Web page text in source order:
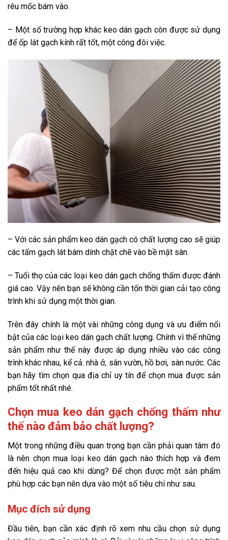
rêu mốc bám vào.
– Một số trường hợp khác keo dán gạch còn được sử dụng
để ốp lát gạch kính rất tốt, một công đôi việc.
– Với các sản phẩm keo dán gạch có chất lượng cao sẽ giúp
các tấm gạch lát bám dính chặt chẽ vào bề mặt sàn.
– Tuổi thọ của các loại keo dán gạch chống thấm được đánh
giá cao. Vậy nên bạn sẽ không cần tốn thời gian cải tạo công
trình khi sử dụng một thời gian.
Trên đây chính là một vài những công dụng và ưu điểm nổi
bật của các loại keo dán gạch chất lượng. Chính vì thế những
sản phẩm như thế này được áp dụng nhiều vào các công
trình khác nhau, kể cả: nhà ở, sân vườn, hồ bơi, sàn nước. Các
bạn hãy tìm chọn qua địa chỉ uy tín để chọn mua được sản
phẩm tốt nhất nhé.
Chọn mua keo dán gạch chống thấm như
thế nào đảm bảo chất lượng?
Một trong những điều quan trọng bạn cần phải quan tâm đó
là nên chọn mua loại keo dán gạch nào thích hợp và đem
đến hiệu quả cao khi dùng? Để chọn được một sản phẩm
phù hợp các bạn nên dựa vào một số tiêu chí như sau.
Mục đích sử dụng
Đầu tiên, bạn cần xác định rõ xem nhu cầu chọn sử dụng